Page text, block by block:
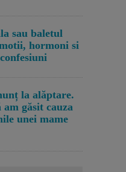
sau baletul
hormoni si
la alăptare.
găsit cauza
unei mame